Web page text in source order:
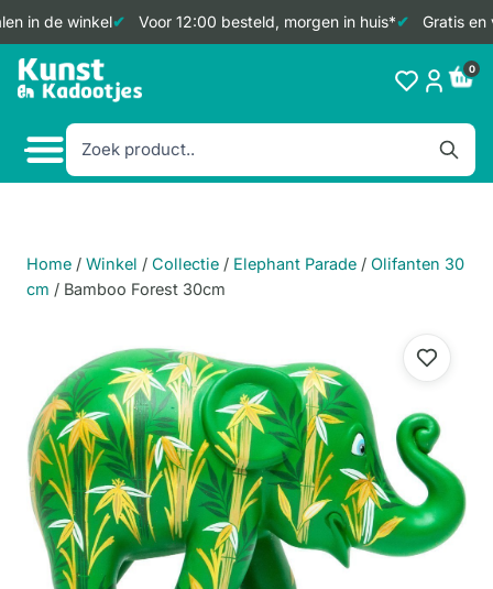
in de winkel Voor 12:00 besteld, morgen in huis* Gratis en
Doorgaan
naar
0
Home / Winkel / Collectie / Elephant Parade / Olifanten 30
cm / Bamboo Forest 30cm